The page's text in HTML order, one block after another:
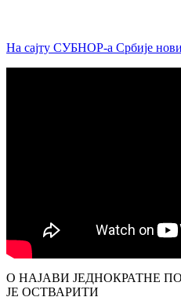
На сајту СУБНОР-а Србије
О НАЈАВИ ЈЕДНОКРАТНЕ
ЈЕ ОСТВАРИТИ